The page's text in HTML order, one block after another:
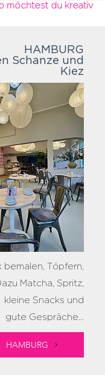
möchtest du kreativ
HAMBURG
Schanze und
Kiez
bemalen, Töpfern,
Matcha, Spritz,
kleine Snacks und
gute Gespräche...
HAMBURG